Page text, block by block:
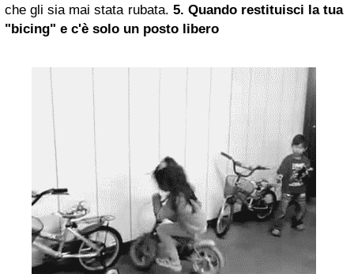
che gli sia mai stata rubata. 5. Quando restituisci la tua
"bicing" e c'è solo un posto libero